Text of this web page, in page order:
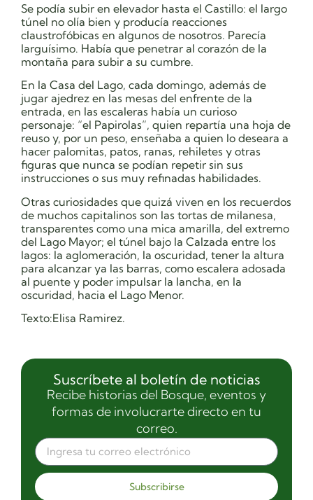
Se podía subir en elevador hasta el Castillo: el largo
túnel no olía bien y producía reacciones
claustrofóbicas en algunos de nosotros. Parecía
larguísimo. Había que penetrar al corazón de la
montaña para subir a su cumbre.
En la Casa del Lago, cada domingo, además de
jugar ajedrez en las mesas del enfrente de la
entrada, en las escaleras había un curioso
personaje: “el Papirolas”, quien repartía una hoja de
reuso y, por un peso, enseñaba a quien lo deseara a
hacer palomitas, patos, ranas, rehiletes y otras
figuras que nunca se podían repetir sin sus
instrucciones o sus muy refinadas habilidades.
Otras curiosidades que quizá viven en los recuerdos
de muchos capitalinos son las tortas de milanesa,
transparentes como una mica amarilla, del extremo
del Lago Mayor; el túnel bajo la Calzada entre los
lagos: la aglomeración, la oscuridad, tener la altura
para alcanzar ya las barras, como escalera adosada
al puente y poder impulsar la lancha, en la
oscuridad, hacia el Lago Menor.
Texto:Elisa Ramirez.
Suscríbete al boletín de noticias
Recibe historias del Bosque, eventos y
formas de involucrarte directo en tu
correo.
Subscribirse